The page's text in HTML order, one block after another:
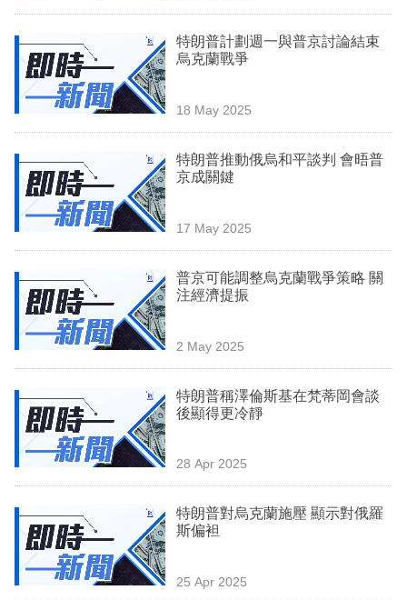
訂
閱
特朗普計劃週一與普京討論結束
烏克蘭戰爭
18 May 2025
特朗普推動俄烏和平談判 會晤普
京成關鍵
17 May 2025
普京可能調整烏克蘭戰爭策略 關
注經濟提振
2 May 2025
特朗普稱澤倫斯基在梵蒂岡會談
後顯得更冷靜
28 Apr 2025
特朗普對烏克蘭施壓 顯示對俄羅
斯偏袒
25 Apr 2025